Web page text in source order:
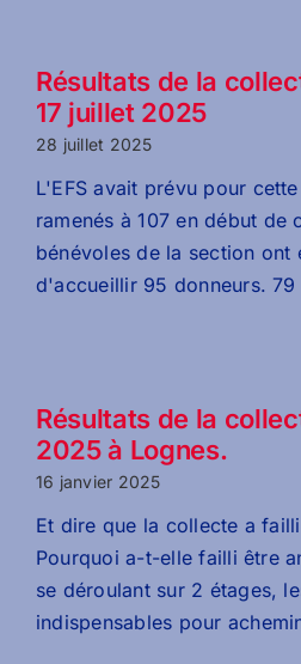
Résultats de la
17 juillet 2025
28 juillet 2025
L'EFS avait prévu pour
ramenés à 107 en début de
bénévoles de la section ont
d'accueillir 95 donneurs.
Résultats de la
2025 à Lognes.
16 janvier 2025
Et dire que la collecte a
Pourquoi a-t-elle failli être
se déroulant sur 2 étages,
indispensables pour